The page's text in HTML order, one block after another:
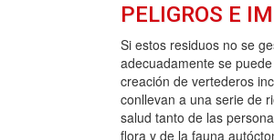
PELIGROS E
Si estos residuos no se
adecuadamente se
creación de vertederos
conllevan a una serie de
salud tanto de las
flora y de la fauna